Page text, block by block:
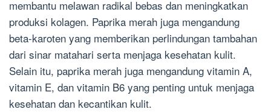
membantu melawan radikal bebas dan meningkatkan
produksi kolagen. Paprika merah juga mengandung
beta-karoten yang memberikan perlindungan tambahan
dari sinar matahari serta menjaga kesehatan kulit.
Selain itu, paprika merah juga mengandung vitamin A,
vitamin E, dan vitamin B6 yang penting untuk menjaga
kesehatan dan kecantikan kulit.